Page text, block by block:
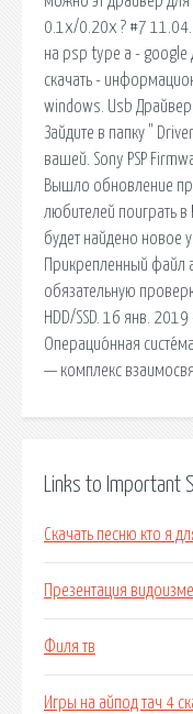
0.1x/0.20x ? #7
на psp type a - google
скачать -
windows. Usb
Зайдите в папку "
вашей. Sony PSP
Вышло обновление
любителей поиграть в
будет найдено новое
Прикрепленный файл
обязательную
HDD/SSD. 16 янв.
Операцио́нная
— комплекс
Links to Important
Скачать песню кто я
Презентация
Филя тв
Игры на айпод тач 4